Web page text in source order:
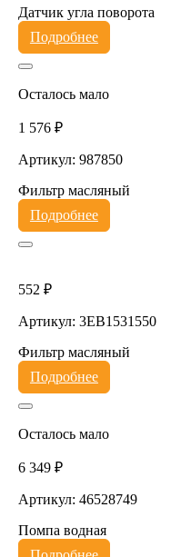
Датчик угла поворота
Подробнее
Осталось мало
1 576 ₽
Артикул: 987850
Фильтр масляный
Подробнее
552 ₽
Артикул: 3EB1531550
Фильтр масляный
Подробнее
Осталось мало
6 349 ₽
Артикул: 46528749
Помпа водная